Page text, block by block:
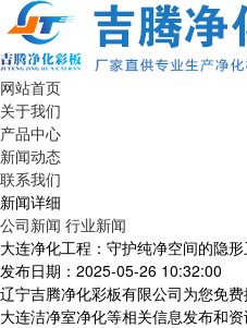
网站首页
关于我们
产品中心
新闻动态
联系我们
新闻详细
公司新闻 行业新闻
大连净化工程：守护纯净空间的隐
发布日期：2025-05-26 10:32:00
辽宁吉腾净化彩板有限公司为您免
大连洁净室净化等相关信息发布和资